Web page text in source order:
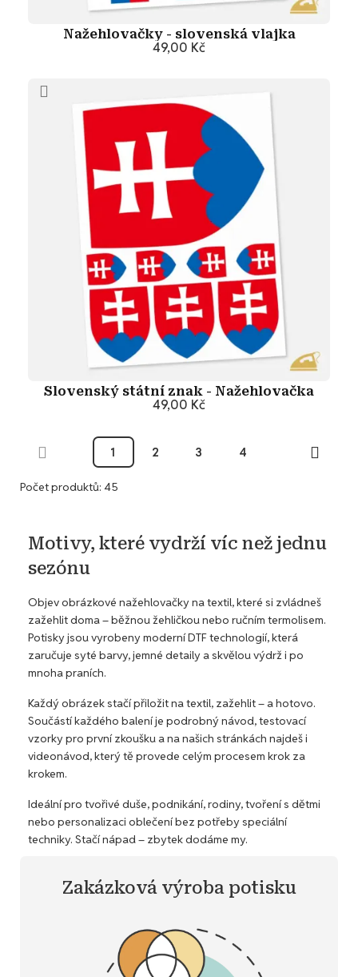
Nažehlovačky - slovenská vlajka
49,00 Kč
Přidat do košíku
Slovenský státní znak - Nažehlovačka
49,00 Kč
Přidat do košíku
1 2 3 4
Počet produktů: 45
Motivy, které vydrží víc než jednu
sezónu
Objev obrázkové nažehlovačky na textil, které si zvládneš
zažehlit doma – běžnou žehličkou nebo ručním termolisem.
Potisky jsou vyrobeny moderní DTF technologií, která
zaručuje syté barvy, jemné detaily a skvělou výdrž i po
mnoha praních.
Každý obrázek stačí přiložit na textil, zažehlit – a hotovo.
Součástí každého balení je podrobný návod, testovací
vzorky pro první zkoušku a na našich stránkách najdeš i
videonávod, který tě provede celým procesem krok za
krokem.
Ideální pro tvořivé duše, podnikání, rodiny, tvoření s dětmi
nebo personalizaci oblečení bez potřeby speciální
techniky. Stačí nápad – zbytek dodáme my.
Zakázková výroba potisku